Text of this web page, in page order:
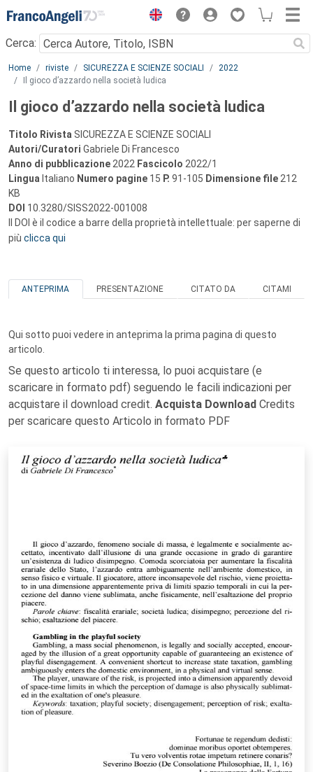
Menu
Cerca:
Main content
Home riviste SICUREZZA E SCIENZE SOCIALI
2022
Il gioco d’azzardo nella società ludica
Il gioco d’azzardo nella società ludica
Titolo Rivista SICUREZZA E SCIENZE SOCIALI
Autori/Curatori Gabriele Di Francesco
Anno di pubblicazione 2022 Fascicolo 2022/1
Lingua Italiano Numero pagine 15 P. 91-105 Dimensione file 212
KB
DOI 10.3280/SISS2022-001008
Il DOI è il codice a barre della proprietà intellettuale: per saperne di
più clicca qui
ANTEPRIMA PRESENTAZIONE CITATO DA CITAMI
Qui sotto puoi vedere in anteprima la prima pagina di questo
articolo.
Se questo articolo ti interessa, lo puoi acquistare (e
scaricare in formato pdf) seguendo le facili indicazioni per
acquistare il download credit. Acquista Download Credits
per scaricare questo Articolo in formato PDF